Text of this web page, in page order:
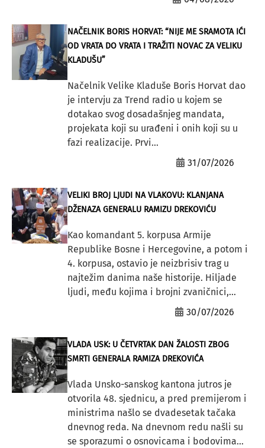
NAČELNIK BORIS HORVAT: “NIJE ME SRAMOTA IĆI
OD VRATA DO VRATA I TRAŽITI NOVAC ZA VELIKU
KLADUŠU”
Načelnik Velike Kladuše Boris Horvat dao
je intervju za Trend radio u kojem se
dotakao svog dosadašnjeg mandata,
projekata koji su urađeni i onih koji su u
fazi realizacije. Prvi...
31/07/2026
VELIKI BROJ LJUDI NA VLAKOVU: KLANJANA
DŽENAZA GENERALU RAMIZU DREKOVIĆU
Kao komandant 5. korpusa Armije
Republike Bosne i Hercegovine, a potom i
4. korpusa, ostavio je neizbrisiv trag u
najtežim danima naše historije. Hiljade
ljudi, među kojima i brojni zvaničnici,...
30/07/2026
VLADA USK: U ČETVRTAK DAN ŽALOSTI ZBOG
SMRTI GENERALA RAMIZA DREKOVIĆA
Vlada Unsko-sanskog kantona jutros je
otvorila 48. sjednicu, a pred premijerom i
ministrima našlo se dvadesetak tačaka
dnevnog reda. Na dnevnom redu našli su
se sporazumi o osnovicama i bodovima...